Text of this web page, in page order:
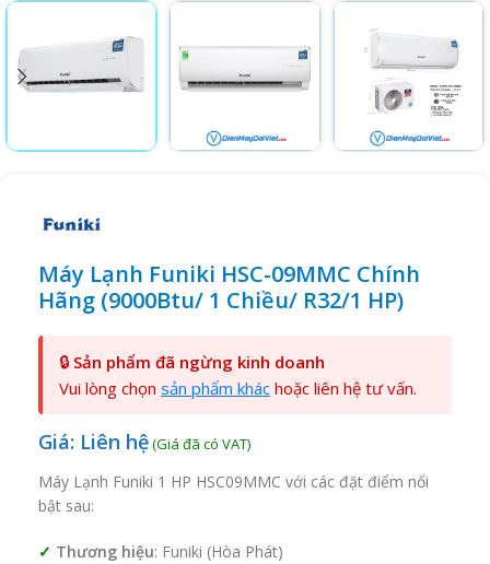
Máy Lạnh Funiki HSC-09MMC Chính
Hãng (9000Btu/ 1 Chiều/ R32/1 HP)
🔒 Sản phẩm đã ngừng kinh doanh
Vui lòng chọn sản phẩm khác hoặc liên hệ tư vấn.
Giá: Liên hệ
Máy Lạnh Funiki 1 HP HSC09MMC với các đặt điểm nổi
bật sau:
Thương hiệu: Funiki (Hòa Phát)